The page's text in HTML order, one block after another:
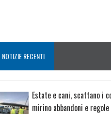
NOTIZIE RECENTI
Estate e cani, scattano i
mirino abbandoni e